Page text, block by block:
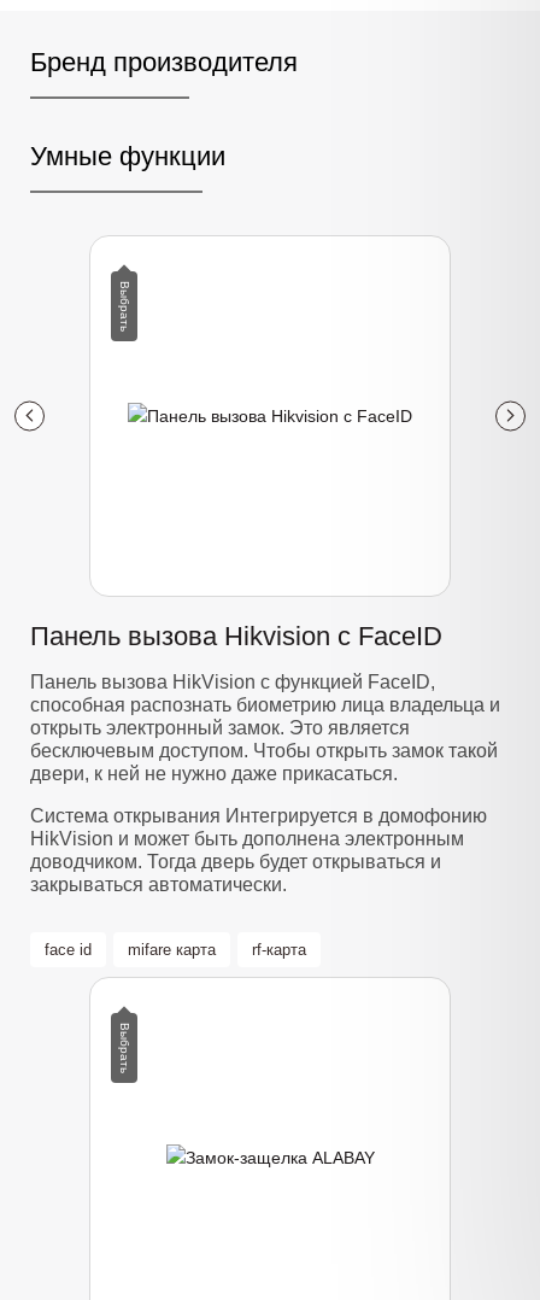
Бренд производителя
Умные функции
Панель вызова Hikvision с FaceID
Панель вызова HikVision с функцией FaceID,
способная распознать биометрию лица владельца и
открыть электронный замок. Это является
бесключевым доступом. Чтобы открыть замок такой
двери, к ней не нужно даже прикасаться.
Система открывания Интегрируется в домофонию
HikVision и может быть дополнена электронным
доводчиком. Тогда дверь будет открываться и
закрываться автоматически.
face id mifare карта rf-карта